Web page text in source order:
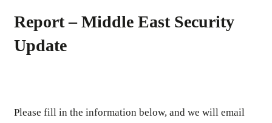
Report – Middle East Security
Update
Please fill in the information below, and we will email